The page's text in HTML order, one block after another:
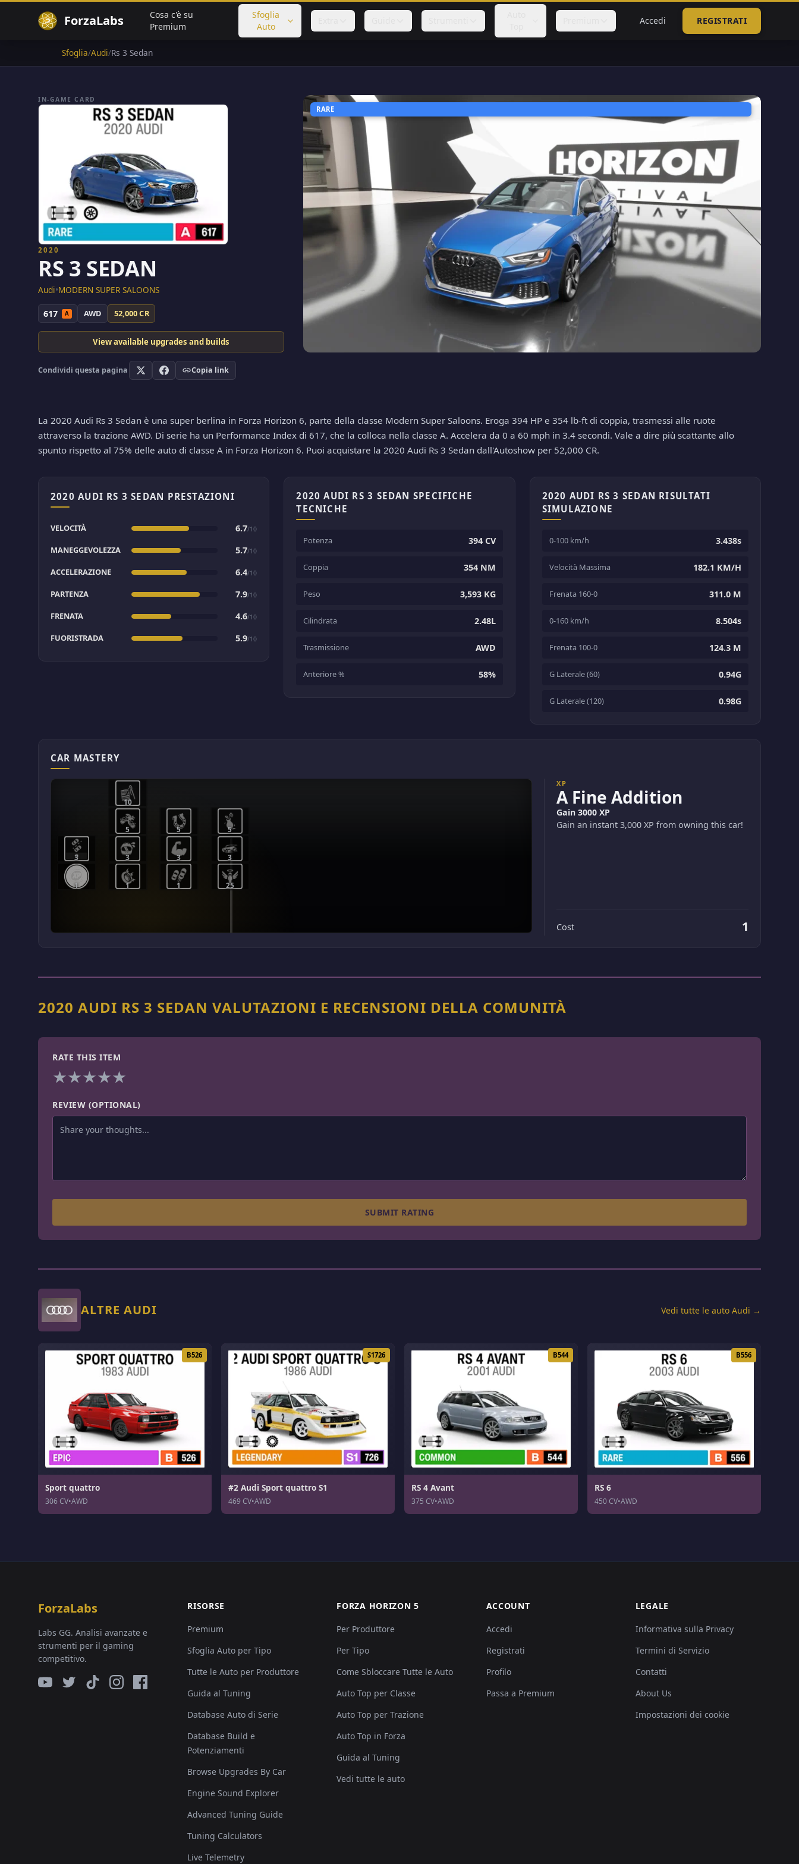
ForzaLabs
Cosa c'è su
Premium
Sfoglia
Auto
Accedi REGISTRATI
Sfoglia/Audi/Rs 3 Sedan
RARE
IN-GAME CARD
2020
RS 3 SEDAN
Audi•MODERN SUPER SALOONS
617 A AWD 52,000 CR
View available upgrades and builds
Condividi questa pagina Copia link
La 2020 Audi Rs 3 Sedan è una super berlina in Forza Horizon 6, parte della classe Modern Super Saloons. Eroga 394 HP e 354 lb-ft di coppia, trasmessi alle ruote
attraverso la trazione AWD. Di serie ha un Performance Index di 617, che la colloca nella classe A. Accelera da 0 a 60 mph in 3.4 secondi. Vale a dire più scattante allo
spunto rispetto al 75% delle auto di classe A in Forza Horizon 6. Puoi acquistare la 2020 Audi Rs 3 Sedan dall'Autoshow per 52,000 CR.
2020 AUDI RS 3 SEDAN PRESTAZIONI
VELOCITÀ 6.7/10
MANEGGEVOLEZZA 5.7/10
ACCELERAZIONE 6.4/10
PARTENZA 7.9/10
FRENATA 4.6/10
FUORISTRADA 5.9/10
2020 AUDI RS 3 SEDAN SPECIFICHE
TECNICHE
Potenza 394 CV
Coppia 354 NM
Peso 3,593 KG
Cilindrata 2.48L
Trasmissione AWD
Anteriore % 58%
2020 AUDI RS 3 SEDAN RISULTATI
SIMULAZIONE
0-100 km/h 3.438s
Velocità Massima 182.1 KM/H
Frenata 160-0 311.0 M
0-160 km/h 8.504s
Frenata 100-0 124.3 M
G Laterale (60) 0.94G
G Laterale (120) 0.98G
CAR MASTERY
1 1 1 25
3 3 3 3
5 5 5
10
XP
A Fine Addition
Gain 3000 XP
Gain an instant 3,000 XP from owning this car!
Cost 1
2020 AUDI RS 3 SEDAN VALUTAZIONI E RECENSIONI DELLA COMUNITÀ
RATE THIS ITEM
★★★★★
REVIEW (OPTIONAL)
SUBMIT RATING
ALTRE AUDI Vedi tutte le auto Audi →
B526
Sport quattro
306 CV•AWD
S1726
#2 Audi Sport quattro S1
469 CV•AWD
B544
RS 4 Avant
375 CV•AWD
B556
RS 6
450 CV•AWD
ForzaLabs
Labs GG. Analisi avanzate e
strumenti per il gaming
competitivo.
RISORSE
Premium
Sfoglia Auto per Tipo
Tutte le Auto per Produttore
Guida al Tuning
Database Auto di Serie
Database Build e
Potenziamenti
Browse Upgrades By Car
Engine Sound Explorer
Advanced Tuning Guide
Tuning Calculators
Live Telemetry
FORZA HORIZON 5
Per Produttore
Per Tipo
Come Sbloccare Tutte le Auto
Auto Top per Classe
Auto Top per Trazione
Auto Top in Forza
Guida al Tuning
Vedi tutte le auto
ACCOUNT
Accedi
Registrati
Profilo
Passa a Premium
LEGALE
Informativa sulla Privacy
Termini di Servizio
Contatti
About Us
Impostazioni dei cookie